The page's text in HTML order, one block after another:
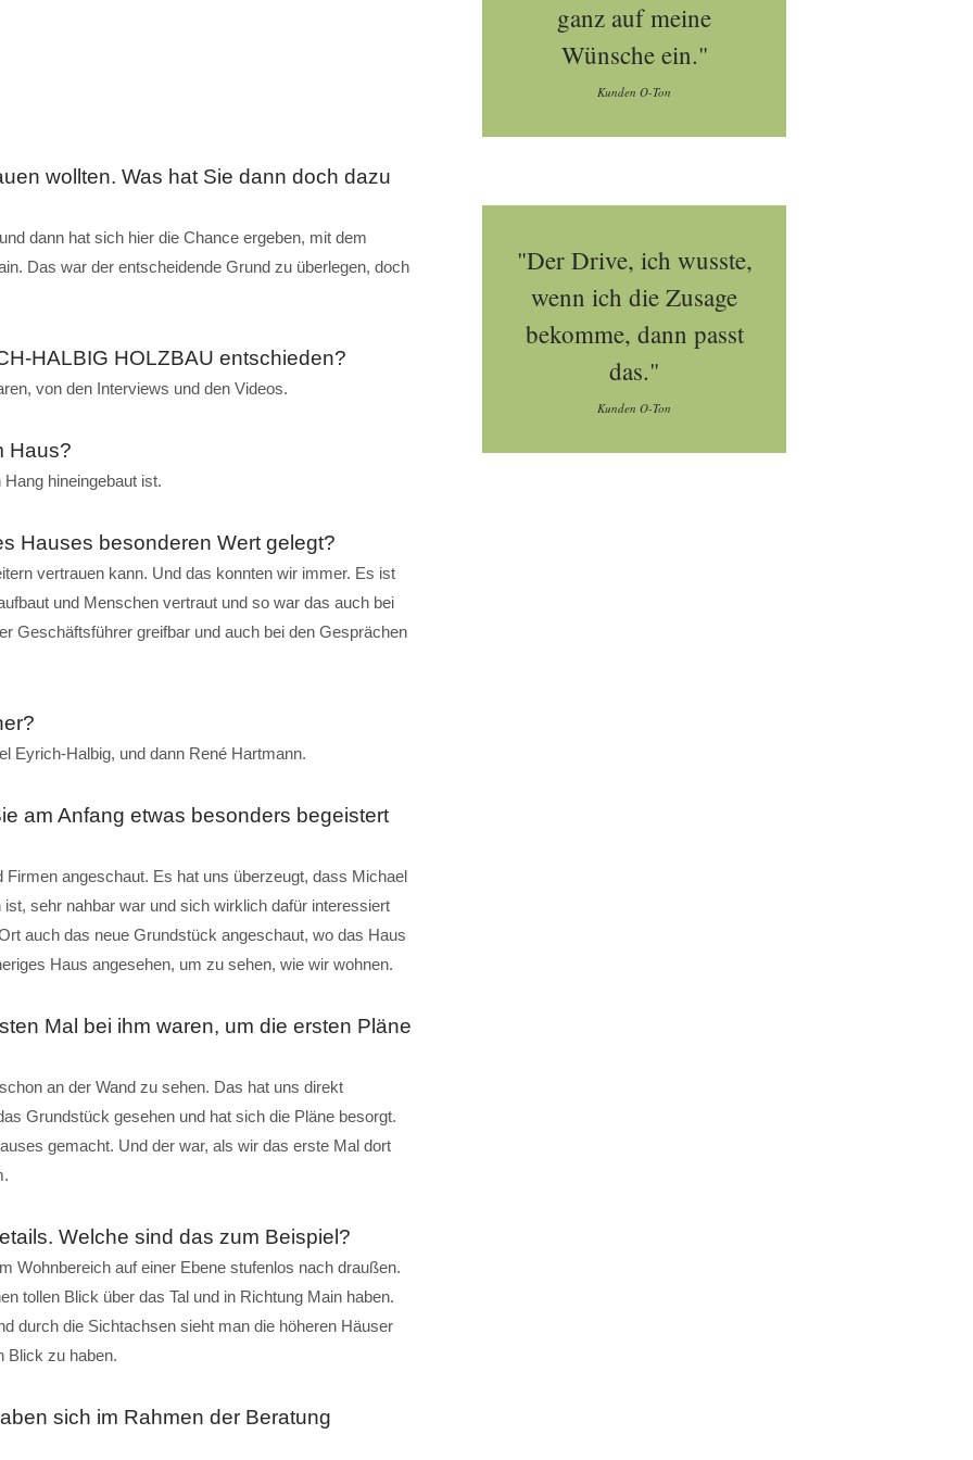
wollten. Was hat Sie dann doch dazu
dann hat sich hier die Chance ergeben, mit dem
Das war der entscheidende Grund zu überlegen, doch
HALBIG HOLZBAU entschieden?
von den Interviews und den Videos.
Haus?
hineingebaut ist.
Hauses besonderen Wert gelegt?
vertrauen kann. Und das konnten wir immer. Es ist
und Menschen vertraut und so war das auch bei
Geschäftsführer greifbar und auch bei den Gesprächen
Eyrich-Halbig, und dann René Hartmann.
am Anfang etwas besonders begeistert
angeschaut. Es hat uns überzeugt, dass Michael
sehr nahbar war und sich wirklich dafür interessiert
auch das neue Grundstück angeschaut, wo das Haus
Haus angesehen, um zu sehen, wie wir wohnen.
Mal bei ihm waren, um die ersten Pläne
an der Wand zu sehen. Das hat uns direkt
Grundstück gesehen und hat sich die Pläne besorgt.
gemacht. Und der war, als wir das erste Mal dort
Welche sind das zum Beispiel?
Wohnbereich auf einer Ebene stufenlos nach draußen.
tollen Blick über das Tal und in Richtung Main haben.
durch die Sichtachsen sieht man die höheren Häuser
Blick zu haben.
sich im Rahmen der Beratung
ganz auf meine
Wünsche ein."
Kunden O-Ton
"Der Drive, ich wusste,
wenn ich die Zusage
bekomme, dann passt
das."
Kunden O-Ton